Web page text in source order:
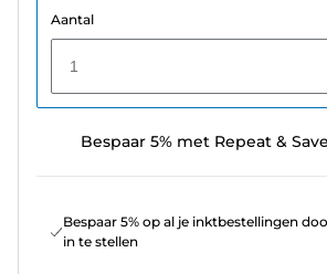
Aantal
1
Bespaar 5% met Repeat & Save
Bespaar 5% op al je inktbestellingen
in te stellen